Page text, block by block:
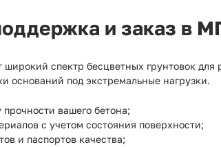
и заказ в
широкий спектр бесцветных грунтовок
оснований под экстремальные нагрузки.
вашего бетона;
с учетом состояния поверхности;
и паспортов качества;